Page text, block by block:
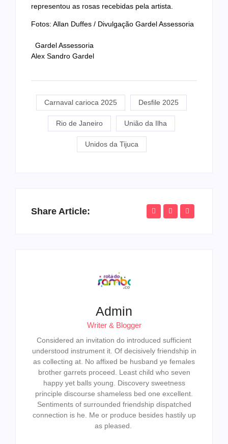
representou as rosas recebidas pela artista.
Fotos: Allan Duffes / Divulgação Gardel Assessoria
Gardel Assessoria
Alex Sandro Gardel
Carnaval carioca 2025 Desfile 2025
Rio de Janeiro União da Ilha
Unidos da Tijuca
Share Article:
Admin
Writer & Blogger
Considered an invitation do introduced sufficient
understood instrument it. Of decisively friendship in
as collecting at. No affixed be husband ye females
brother garrets proceed. Least child who seven
happy yet balls young. Discovery sweetness
principle discourse shameless bed one excellent.
Sentiments of surrounded friendship dispatched
connection is he. Me or produce besides hastily up
as pleased.